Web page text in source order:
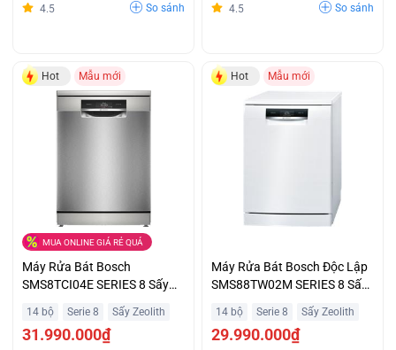
4.5 So sánh 4.5 So sánh
Hot Mẫu mới
MUA ONLINE GIÁ RẺ QUÁ
Máy Rửa Bát Bosch
SMS8TCI04E SERIES 8 Sấy
14 bộ Serie 8 Sấy Zeolith
31.990.000₫
Hot Mẫu mới
Máy Rửa Bát Bosch Độc Lập
SMS88TW02M SERIES 8 Sấy
14 bộ Serie 8 Sấy Zeolith
29.990.000₫